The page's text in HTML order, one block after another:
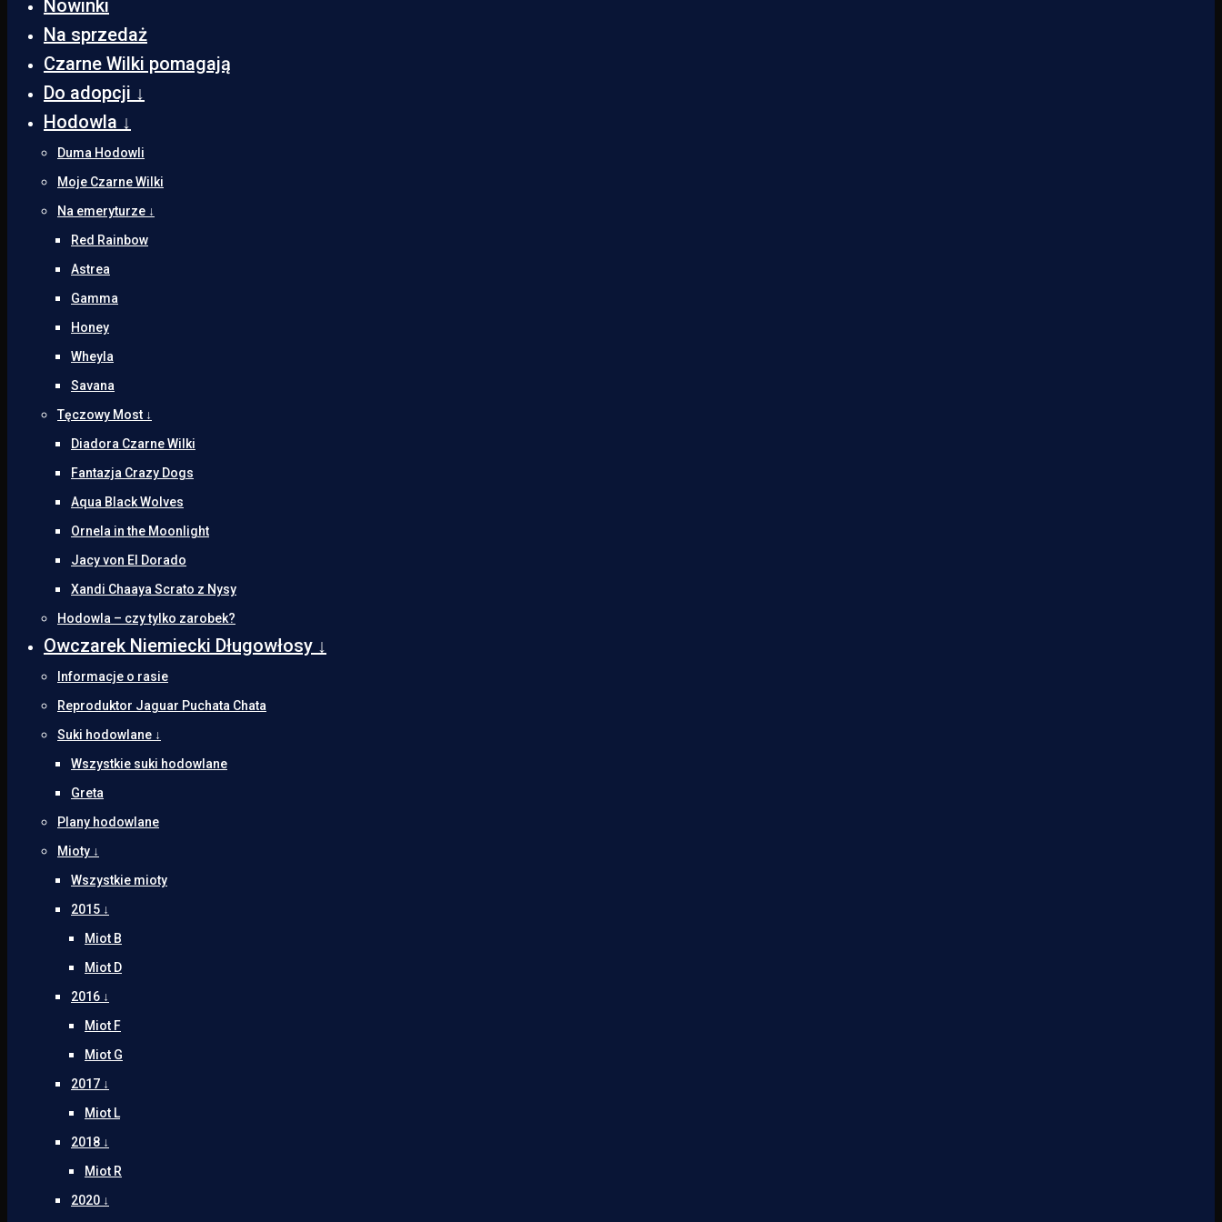
Nowinki
Na sprzedaż
Czarne Wilki pomagają
Do adopcji ↓
Hodowla ↓
Duma Hodowli
Moje Czarne Wilki
Na emeryturze ↓
Red Rainbow
Astrea
Gamma
Honey
Wheyla
Savana
Tęczowy Most ↓
Diadora Czarne Wilki
Fantazja Crazy Dogs
Aqua Black Wolves
Ornela in the Moonlight
Jacy von El Dorado
Xandi Chaaya Scrato z Nysy
Hodowla – czy tylko zarobek?
Owczarek Niemiecki Długowłosy ↓
Informacje o rasie
Reproduktor Jaguar Puchata Chata
Suki hodowlane ↓
Wszystkie suki hodowlane
Greta
Plany hodowlane
Mioty ↓
Wszystkie mioty
2015 ↓
Miot B
Miot D
2016 ↓
Miot F
Miot G
2017 ↓
Miot L
2018 ↓
Miot R
2020 ↓